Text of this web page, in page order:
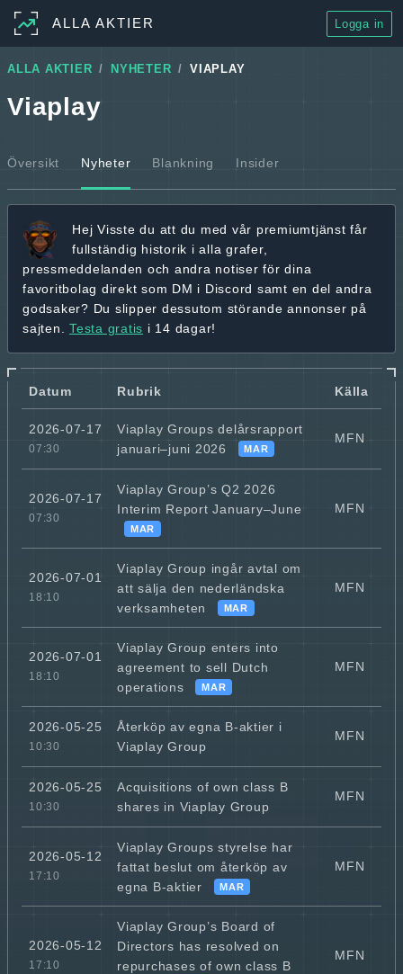
ALLA AKTIER Logga in
ALLA AKTIER NYHETER VIAPLAY
Viaplay
Översikt Nyheter Blankning Insider
Hej Visste du att du med vår premiumtjänst får
fullständig historik i alla grafer,
pressmeddelanden och andra notiser för dina
favoritbolag direkt som DM i Discord samt en del andra
godsaker? Du slipper dessutom störande annonser på
sajten. Testa gratis i 14 dagar!
Datum Rubrik Källa
2026-07-17
07:30
Viaplay Groups delårsrapport
januari–juni 2026
MAR
MFN
2026-07-17
07:30
Viaplay Group’s Q2 2026
Interim Report January–June
MAR
MFN
2026-07-01
18:10
Viaplay Group ingår avtal om
att sälja den nederländska
verksamheten
MAR
MFN
2026-07-01
18:10
Viaplay Group enters into
agreement to sell Dutch
operations
MAR
MFN
2026-05-25
10:30
Återköp av egna B-aktier i
Viaplay Group
MFN
2026-05-25
10:30
Acquisitions of own class B
shares in Viaplay Group
MFN
2026-05-12
17:10
Viaplay Groups styrelse har
fattat beslut om återköp av
egna B‑aktier
MAR
MFN
2026-05-12
17:10
Viaplay Group’s Board of
Directors has resolved on
repurchases of own class B
MFN